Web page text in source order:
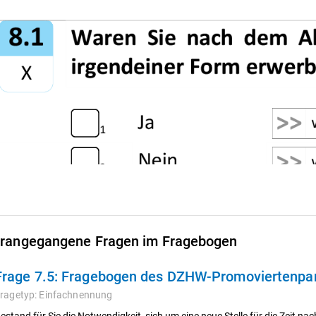
Fragen im Fragebogen
7.5: Fragebogen des DZHW-
Einfachnennung